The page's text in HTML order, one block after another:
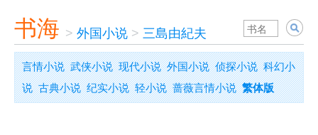
书海 > 外国小说 > 三島由紀夫
言情小说 武侠小说 现代小说 外国小说 侦探小说 科幻小
说 古典小说 纪实小说 轻小说 蔷薇言情小说 繁体版